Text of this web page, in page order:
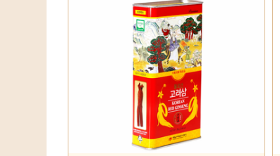
- Người bị bệnh , .
Cách sử dụng
- Đối với trường hợp hỗ trợ ngăn ngừa bệnh:
- Đối với trường hợp bồi bổ sức khoẻ: dùng từ
- Có thể thái lát hoặc sắc nước uống. Mỗi